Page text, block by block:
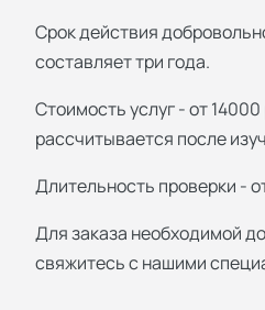
Срок действия
составляет три года.
Стоимость услуг - от
рассчитывается после
Длительность проверки -
Для заказа необходимой
свяжитесь с нашими